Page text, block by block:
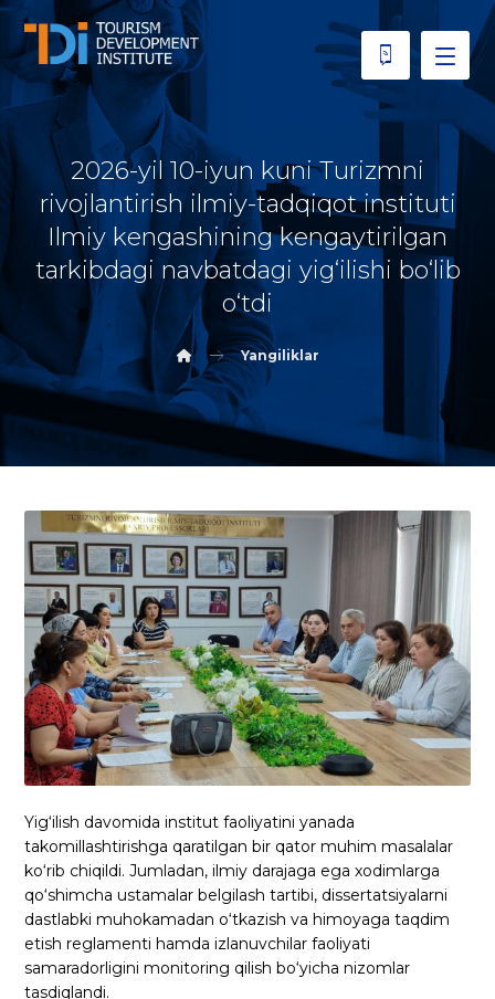
2026-yil 10-iyun kuni Turizmni
rivojlantirish ilmiy-tadqiqot instituti
Ilmiy kengashining kengaytirilgan
tarkibdagi navbatdagi yig‘ilishi bo‘lib
o‘tdi
Yangiliklar
Yig‘ilish davomida institut faoliyatini yanada
takomillashtirishga qaratilgan bir qator muhim masalalar
ko‘rib chiqildi. Jumladan, ilmiy darajaga ega xodimlarga
qo‘shimcha ustamalar belgilash tartibi, dissertatsiyalarni
dastlabki muhokamadan o‘tkazish va himoyaga taqdim
etish reglamenti hamda izlanuvchilar faoliyati
samaradorligini monitoring qilish bo‘yicha nizomlar
tasdiqlandi.